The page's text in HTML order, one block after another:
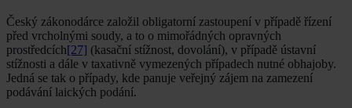
Český zákonodárce založil obligatorní zastoupení v případě řízení
před vrcholnými soudy, a to o mimořádných opravných
prostředcích[27] (kasační stížnost, dovolání), v případě ústavní
stížnosti a dále v taxativně vymezených případech nutné obhajoby.
Jedná se tak o případy, kde panuje veřejný zájem na zamezení
podávání laických podání.